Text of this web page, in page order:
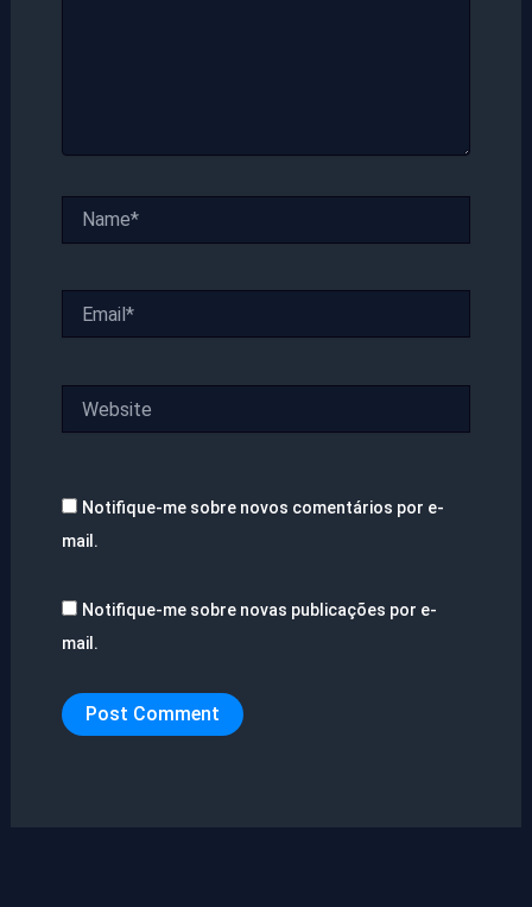
Notifique-me sobre novos comentários por e-
mail.
Notifique-me sobre novas publicações por e-
mail.